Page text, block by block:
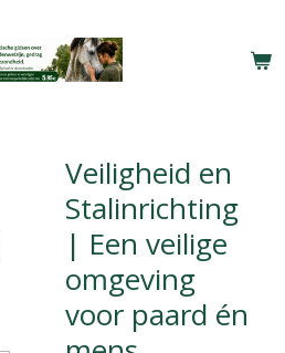
Veiligheid en
Stalinrichting
| Een veilige
omgeving
voor paard én